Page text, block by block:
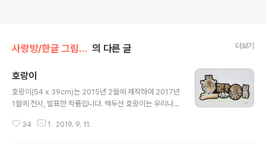
사랑방/한글 그림글자(김대혁) 의 다른 글 더보기
호랑이
호랑이(54 x 39cm)는 2015년 2월에 제작하여 2017년
1월에 전시, 발표한 작품입니다. 백두산 호랑이는 우리나라
전에는 건국신화나 속담, 설화 등에 많이 등장할 정도로 개
34 1 2019. 9. 11.